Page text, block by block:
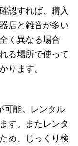
認すれば、購入
店と雑音が多い
く異なる場合
る場所で使って
ります。
可能。レンタル
す。またレンタ
め、じっくり検